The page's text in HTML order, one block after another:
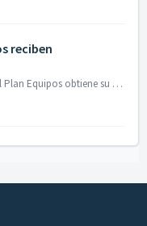
reciben
Sí, cada persona registrada dentro del Plan Equipos obtiene su propio certificado por cada curso que complete. Los certificados son individuales, se emi...